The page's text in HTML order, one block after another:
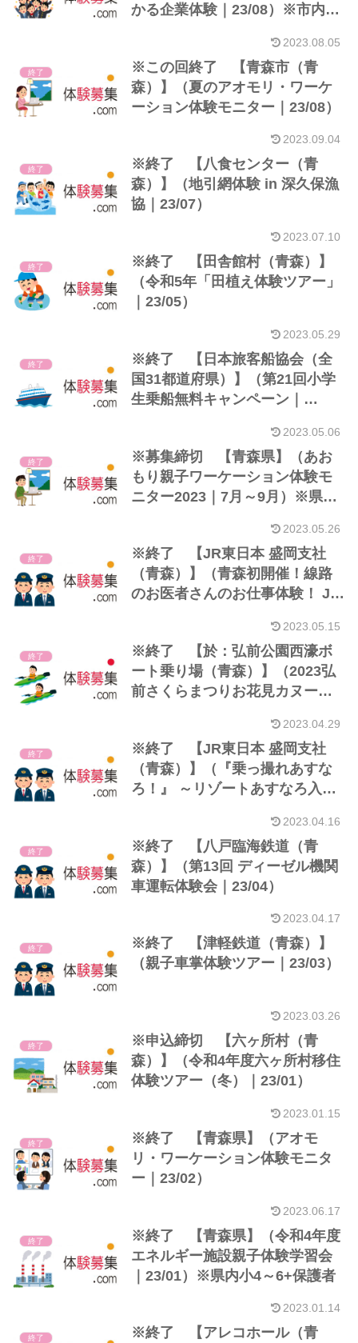
かる企業体験｜23/08）※市内在
2023.08.05
終了
※この回終了 【青森市（青
森）】（夏のアオモリ・ワーケ
ーション体験モニター｜23/08）
2023.09.04
終了
※終了 【八食センター（青
森）】（地引網体験 in 深久保漁
協｜23/07）
2023.07.10
終了
※終了 【田舎館村（青森）】
（令和5年「田植え体験ツアー」
｜23/05）
2023.05.29
終了
※終了 【日本旅客船協会（全
国31都道府県）】（第21回小学
生乗船無料キャンペーン｜
2023.05.06
終了
※募集締切 【青森県】（あお
もり親子ワーケーション体験モ
ニター2023｜7月～9月）※県外
2023.05.26
終了
※終了 【JR東日本 盛岡支社
（青森）】（青森初開催！線路
のお医者さんのお仕事体験！ JR
しごとをみて・さわって・たい
けんしてみよう！～｜23/05）※
小中学生+保護者
2023.05.15
終了
※終了 【於：弘前公園西濠ボ
ート乗り場（青森）】（2023弘
前さくらまつりお花見カヌー体
2023.04.29
終了
※終了 【JR東日本 盛岡支社
（青森）】（『乗っ撮れあすな
ろ！』 ～リゾートあすなろ入区
会～｜23/04）※18歳以上2023.04.16
終了
※終了 【八戸臨海鉄道（青
森）】（第13回 ディーゼル機関
車運転体験会｜23/04）
2023.04.17
終了
※終了 【津軽鉄道（青森）】
（親子車掌体験ツアー｜23/03）
2023.03.26
終了
※申込締切 【六ヶ所村（青
森）】（令和4年度六ヶ所村移住
体験ツアー（冬）｜23/01）
2023.01.15
終了
※終了 【青森県】（アオモ
リ・ワーケーション体験モニタ
ー｜23/02）
2023.06.17
終了
※終了 【青森県】（令和4年度
エネルギー施設親子体験学習会
｜23/01）※県内小4～6+保護者
2023.01.14
終了 ※終了 【アレコホール（青